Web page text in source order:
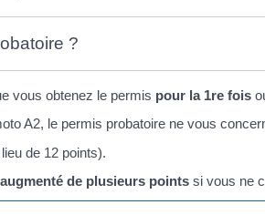
?
vous obtenez le permis pour la 1re fois
A2, le permis probatoire ne vous
de 12 points).
augmenté de plusieurs points si vous ne